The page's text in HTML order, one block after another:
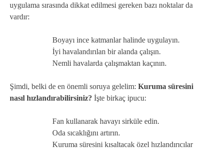
uygulama sırasında dikkat edilmesi gereken bazı noktalar da
vardır:
Boyayı ince katmanlar halinde uygulayın.
İyi havalandırılan bir alanda çalışın.
Nemli havalarda çalışmaktan kaçının.
Şimdi, belki de en önemli soruya gelelim: Kuruma süresini
nasıl hızlandırabilirsiniz? İşte birkaç ipucu:
Fan kullanarak havayı sirküle edin.
Oda sıcaklığını artırın.
Kuruma süresini kısaltacak özel hızlandırıcılar